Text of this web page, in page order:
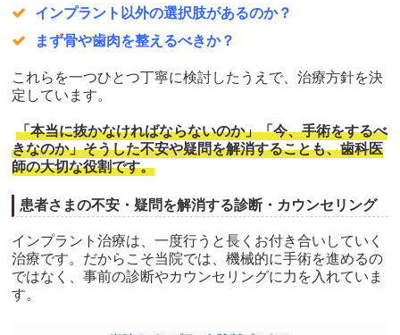
インプラント以外の選択肢があるのか？
まず骨や歯肉を整えるべきか？
これらを一つひとつ丁寧に検討したうえで、治療方針を決
定しています。
「本当に抜かなければならないのか」「今、手術をするべ
きなのか」そうした不安や疑問を解消することも、歯科医
師の大切な役割です。
患者さまの不安・疑問を解消する診断・カウンセリング
インプラント治療は、一度行うと長くお付き合いしていく
治療です。だからこそ当院では、機械的に手術を進めるの
ではなく、事前の診断やカウンセリングに力を入れていま
す。